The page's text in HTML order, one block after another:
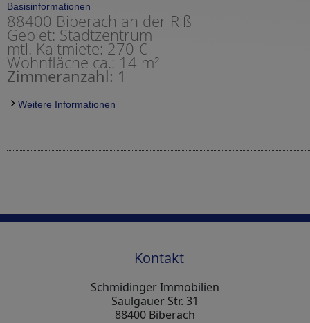
Basisinformationen
88400 Biberach an der Riß
Gebiet: Stadtzentrum
mtl. Kaltmiete: 270 €
Wohnfläche ca.: 14 m²
Zimmeranzahl: 1
Weitere Informationen
Kontakt
Schmidinger Immobilien
Saulgauer Str. 31
88400 Biberach